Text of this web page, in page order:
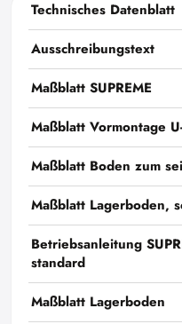
Technisches Datenblatt
Ausschreibungstext
Maßblatt SUPREME
Maßblatt Vormontage
Maßblatt Boden zum
Maßblatt Lagerboden,
Betriebsanleitung
standard
Maßblatt Lagerboden